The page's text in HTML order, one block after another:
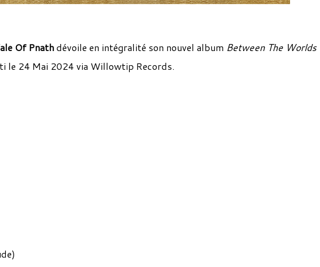
Of Pnathdévoile en intégralité son nouvel album Between The Worlds
le 24 Mai 2024 via Willowtip Records.